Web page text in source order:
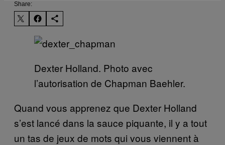
Share:
Dexter Holland. Photo avec
l’autorisation de Chapman Baehler.
Quand vous apprenez que Dexter Holland
s’est lancé dans la sauce piquante, il y a tout
un tas de jeux de mots qui vous viennent à